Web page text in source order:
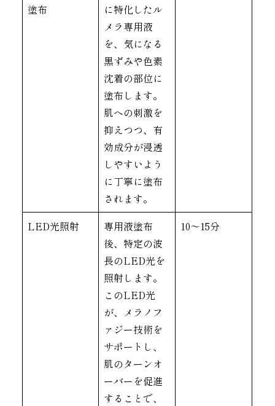
塗布
に特化したル
メラ専用液
を、気になる
黒ずみや色素
沈着の部位に
塗布します。
肌への刺激を
抑えつつ、有
効成分が浸透
しやすいよう
に丁寧に塗布
されます。
LED光照射
専用液塗布
後、特定の波
長のLED光を
照射します。
このLED光
が、メラノフ
ァジー技術を
サポートし、
肌のターンオ
ーバーを促進
することで、
10〜15分